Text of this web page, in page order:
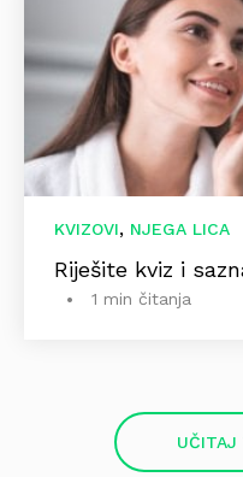
KVIZOVI, NJEGA LICA
Riješite kviz i
1 min čitanja
UČITAJ